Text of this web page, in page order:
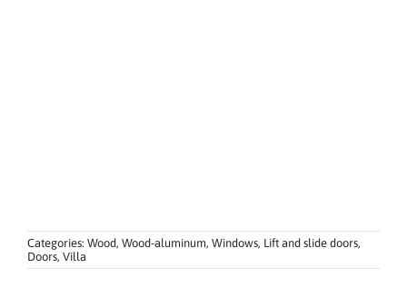
Categories: Wood, Wood-aluminum, Windows, Lift and slide doors,
Doors, Villa